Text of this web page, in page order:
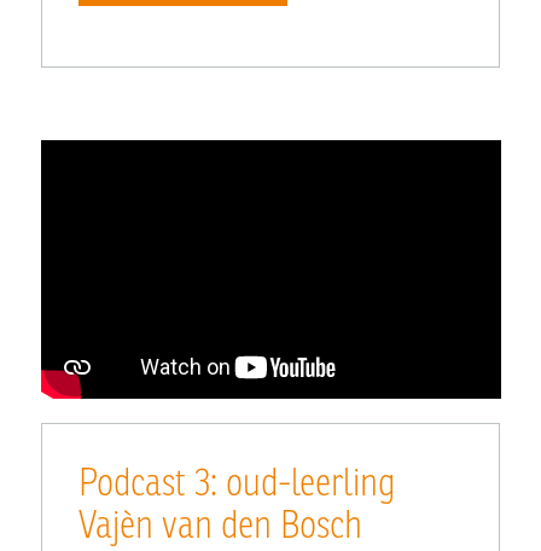
Podcast 3: oud-leerling
Vajèn van den Bosch